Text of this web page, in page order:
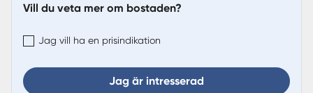
Vill du veta mer om bostaden?
Jag vill ha en prisindikation
Jag är intresserad